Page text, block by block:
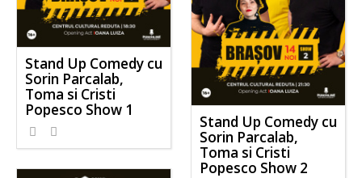
Stand Up Comedy cu
Sorin Parcalab,
Toma si Cristi
Popesco Show 1
Stand Up Comedy cu
Sorin Parcalab,
Toma si Cristi
Popesco Show 2